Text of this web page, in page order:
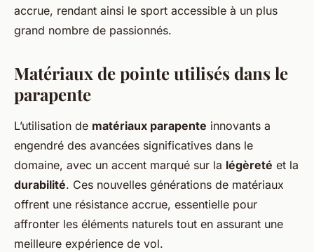
accrue, rendant ainsi le sport accessible à un plus
grand nombre de passionnés.
Matériaux de pointe utilisés dans le
parapente
L’utilisation de matériaux parapente innovants a
engendré des avancées significatives dans le
domaine, avec un accent marqué sur la légèreté et la
durabilité. Ces nouvelles générations de matériaux
offrent une résistance accrue, essentielle pour
affronter les éléments naturels tout en assurant une
meilleure expérience de vol.